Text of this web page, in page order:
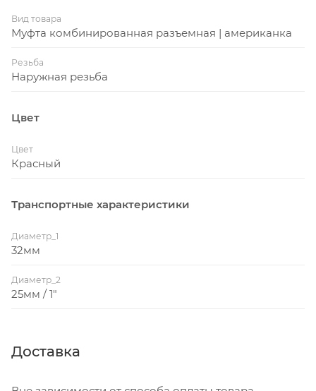
Вид товара
Муфта комбинированная разъемная | американка
Резьба
Наружная резьба
Цвет
Цвет
Красный
Транспортные характеристики
Диаметр_1
32мм
Диаметр_2
25мм / 1"
Доставка